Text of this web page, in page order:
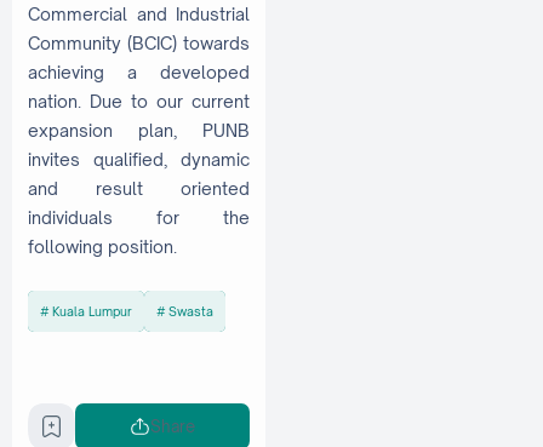
Commercial and Industrial
Community (BCIC) towards
achieving a developed
nation. Due to our current
expansion plan, PUNB
invites qualified, dynamic
and result oriented
individuals for the
following position.
Kuala Lumpur Swasta
Share